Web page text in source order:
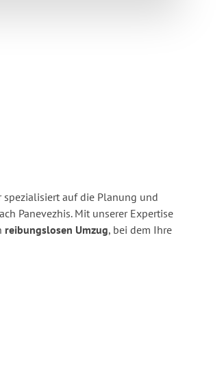
spezialisiert auf die Planung und
Panevezhis. Mit unserer Expertise
reibungslosen Umzug, bei dem Ihre